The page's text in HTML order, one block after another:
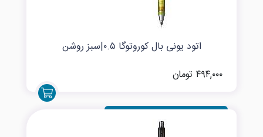
اتود یونی بال کوروتوگا ۰.۵|سبز روشن
۴۹۴,۰۰۰ تومان